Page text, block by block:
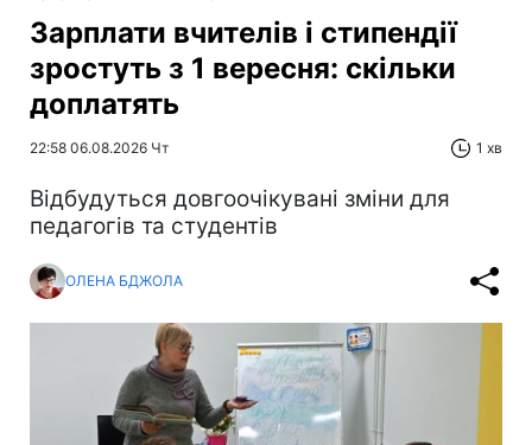
Зарплати вчителів і стипендії
зростуть з 1 вересня: скільки
доплатять
22:58 06.08.2026 Чт 1 хв
Відбудуться довгоочікувані зміни для
педагогів та студентів
ОЛЕНА БДЖОЛА